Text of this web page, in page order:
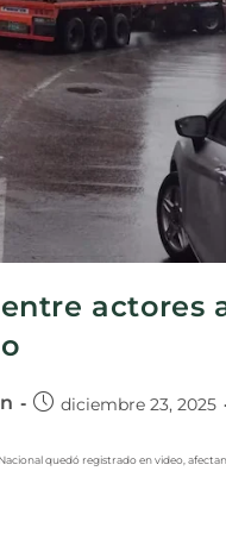
actores
diciembre 23, 2025
quedó registrado en video,